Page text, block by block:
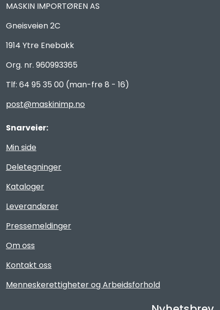
MASKIN IMPORTØREN AS
Gneisveien 2C
1914 Ytre Enebakk
Org. nr. 960993365
Tlf: 64 95 35 00 (man-fre 8 - 16)
post@maskinimp.no
Snarveier:
Min side
Deletegninger
Kataloger
Leverandører
Pressemeldinger
Om oss
Kontakt oss
Menneskerettigheter og Arbeidsforhold